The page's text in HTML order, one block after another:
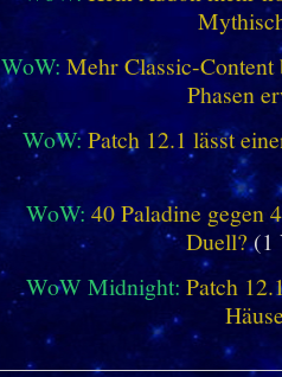
WoW: Mehr Classic-
Phasen
WoW:Patch 12.1 lässt
WoW: 40 Paladine gegen
Duell?(1
WoW Midnight: Patch